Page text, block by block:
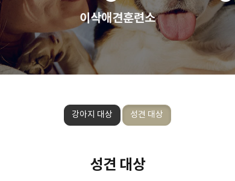
이삭애견훈련소
강아지 대상 성견 대상
성견 대상